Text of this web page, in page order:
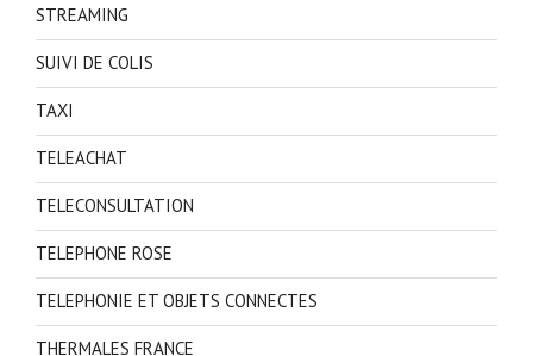
STREAMING
SUIVI DE COLIS
TAXI
TELEACHAT
TELECONSULTATION
TELEPHONE ROSE
TELEPHONIE ET OBJETS CONNECTES
THERMALES FRANCE